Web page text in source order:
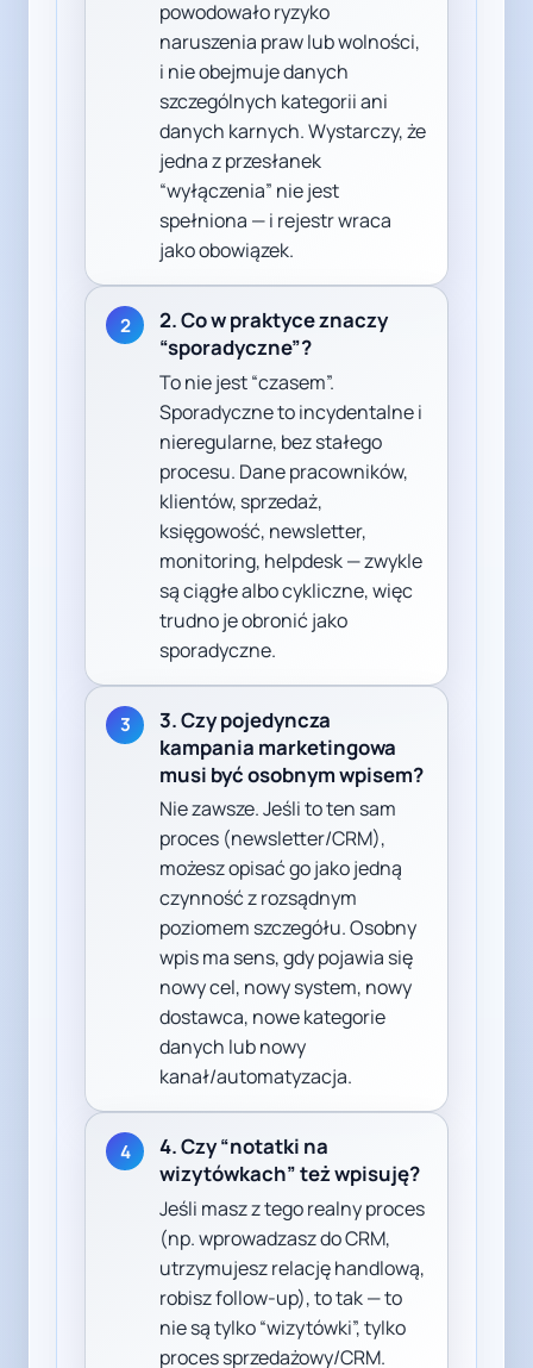
powodowało ryzyko
naruszenia praw lub wolności,
i nie obejmuje danych
szczególnych kategorii ani
danych karnych. Wystarczy, że
jedna z przesłanek
“wyłączenia” nie jest
spełniona — i rejestr wraca
jako obowiązek.
2
2. Co w praktyce znaczy
“sporadyczne”?
To nie jest “czasem”.
Sporadyczne to incydentalne i
nieregularne, bez stałego
procesu. Dane pracowników,
klientów, sprzedaż,
księgowość, newsletter,
monitoring, helpdesk — zwykle
są ciągłe albo cykliczne, więc
trudno je obronić jako
sporadyczne.
3
3. Czy pojedyncza
kampania marketingowa
musi być osobnym wpisem?
Nie zawsze. Jeśli to ten sam
proces (newsletter/CRM),
możesz opisać go jako jedną
czynność z rozsądnym
poziomem szczegółu. Osobny
wpis ma sens, gdy pojawia się
nowy cel, nowy system, nowy
dostawca, nowe kategorie
danych lub nowy
kanał/automatyzacja.
4
4. Czy “notatki na
wizytówkach” też wpisuję?
Jeśli masz z tego realny proces
(np. wprowadzasz do CRM,
utrzymujesz relację handlową,
robisz follow-up), to tak — to
nie są tylko “wizytówki”, tylko
proces sprzedażowy/CRM.